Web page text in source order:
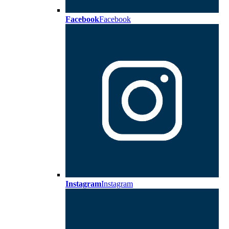
FacebookFacebook
InstagramInstagram